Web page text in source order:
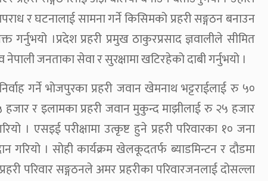
र घटनालाई सामना गर्ने किसिमको प्रहरी सङ्गठन बनाउन
।प्रदेश प्रहरी प्रमुख ठाकुरप्रसाद ज्ञवालीले सीमित
जनताका सेवा र सुरक्षामा खटिरहेको दाबी गर्नुभयो ।
गर्ने भोजपुरका प्रहरी जवान खेमनाथ भट्टराईलाई रु ५०
र इलामका प्रहरी जवान मुकुन्द माझीलाई रु २५ हजार
। एसइई परीक्षामा उत्कृष्ट हुने प्रहरी परिवारका १० जना
गरियो । सोही कार्यक्रम खेलकूदतर्फ ब्याडमिन्टन र दौडमा
परिवार सङ्गठनले अमर प्रहरीका परिवारजनलाई दोसल्ला